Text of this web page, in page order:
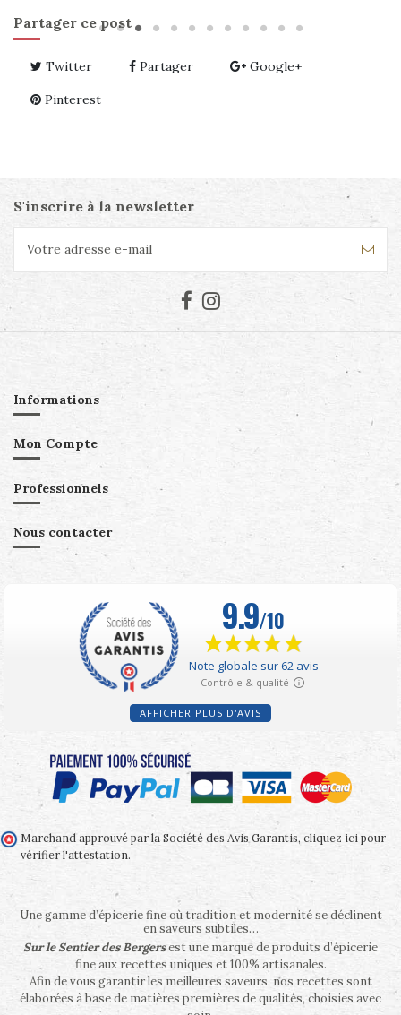
Partager ce post
Twitter Partager Google+
Pinterest
S'inscrire à la newsletter
Informations
Mon Compte
Professionnels
Nous contacter
AFFICHER PLUS D'AVIS
Marchand approuvé par la Société des Avis Garantis, cliquez ici pour
vérifier l'attestation.
Une gamme d’épicerie fine où tradition et modernité se déclinent
en saveurs subtiles…
Sur le Sentier des Bergersest une marque de produits d’épicerie
fine aux recettes uniques et 100% artisanales.
Afin de vous garantir les meilleures saveurs, nos recettes sont
élaborées à base de matières premières de qualités, choisies avec